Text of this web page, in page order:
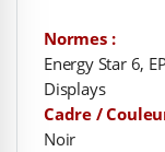
Normes :
Energy Star 6,
Displays
Cadre /
Noir